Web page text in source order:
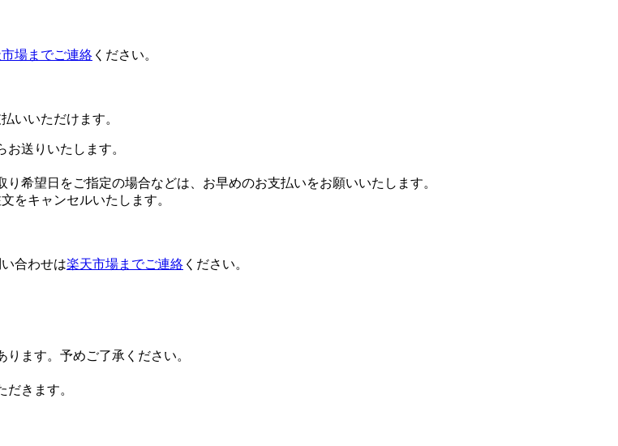
場までご連絡 ください。
いいただけます。
送りいたします。
希望日をご指定の場合などは、お早めのお支払いをお願いいたします。
をキャンセルいたします。
合わせは楽天市場までご連絡 ください。
ます。予めご了承ください。
きます。